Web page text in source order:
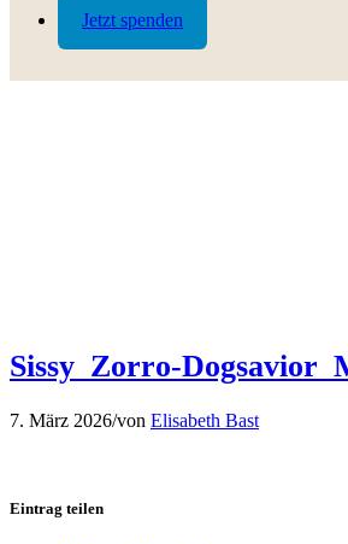
Jetzt spenden
Sissy_Zorro-
7. März 2026/von Elisabeth Bast
Eintrag teilen